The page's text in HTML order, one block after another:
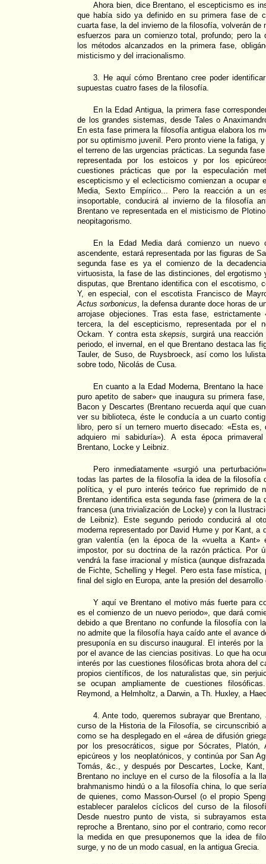
Ahora bien, dice Brentano, el escepticismo es
que había sido ya definido en su primera fase de
cuarta fase, la del invierno de la filosofía, volverán de
esfuerzos para un comienzo total, profundo; pero la
los métodos alcanzados en la primera fase,
misticismo y del irracionalismo.
3. He aquí cómo Brentano cree poder
supuestas cuatro fases de la filosofía.
En la Edad Antigua, la primera fase
de los grandes sistemas, desde Tales o
En esta fase primera la filosofía antigua elabora los
por su optimismo juvenil. Pero pronto viene la fatiga,
el terreno de las urgencias prácticas. La segunda
representada por los estoicos y por los
cuestiones prácticas que por la especulación
escepticismo y el eclecticismo comienzan a ocupar
Media, Sexto Empírico... Pero la reacción a un
insoportable, conducirá al invierno de la filosofía
Brentano ve representada en el misticismo de
neopitagorismo.
En la Edad Media dará comienzo un nuevo
ascendente, estará representada por las figuras de
segunda fase es ya el comienzo de la
virtuosista, la fase de las distinciones, del ergotismo
disputas, que Brentano identifica con el escotismo,
Y, en especial, con el escotista Francisco de
Actus sorbonicus, la defensa durante doce horas de
arrojase objeciones. Tras esta fase, estrictamente
tercera, la del escepticismo, representada por el
Ockam. Y contra estaskepsis, surgirá una
periodo, el invernal, en el que Brentano destaca las
Tauler, de Suso, de Ruysbroeck, así como los
sobre todo, Nicolás de Cusa.
En cuanto a la Edad Moderna, Brentano la
puro apetito de saber» que inaugura su primera
Bacon y Descartes (Brentano recuerda aquí que
ver su biblioteca, éste le conducía a un cuarto
libro, pero sí un ternero muerto disecado: «Esta
adquiero mi sabiduría»). A esta época
Brentano, Locke y Leibniz.
Pero inmediatamente «surgió una
todas las partes de la filosofía la idea de la filosofía
política, y el puro interés teórico fue reprimido de
Brentano identifica esta segunda fase (primera de la
francesa (una trivialización de Locke) y con la
de Leibniz). Este segundo periodo conducirá al
moderna representado por David Hume y por Kant, a
gran valentía (en la época de la «vuelta a Kant»
impostor, por su doctrina de la razón práctica. Por
vendrá la fase irracional y mística (aunque
de Fichte, Schelling y Hegel. Pero esta fase mística,
final del siglo en Europa, ante la presión del
Y aquí ve Brentano el motivo más fuerte para
es el comienzo de un nuevo periodo», que dará
debido a que Brentano no confunde la filosofía con
no admite que la filosofía haya caído ante el avance
presuponía en su discurso inaugural. El interés por
por el avance de las ciencias positivas. Lo que ha
interés por las cuestiones filosóficas brota ahora del
propios científicos, de los naturalistas que, sin
se ocupan ampliamente de cuestiones
Reymond, a Helmholtz, a Darwin, a Th. Huxley, a
4. Ante todo, queremos subrayar que
curso de la Historia de la Filosofía, se circunscribió
como se ha desplegado en el «área de difusión
por los presocráticos, sigue por Sócrates, Platón,
epicúreos y los neoplatónicos, y continúa por San
Tomás, &c., y después por Descartes, Locke,
Brentano no incluye en el curso de la filosofía a la
brahmanismo hindú o a la filosofía china, lo que
de quienes, como Masson-Oursel (o el propio
establecer paralelos cíclicos del curso de la
Desde nuestro punto de vista, si subrayamos
reproche a Brentano, sino por el contrario, como
la medida en que presuponemos que la idea de
surge, y no de un modo casual, en la antigua Grecia.